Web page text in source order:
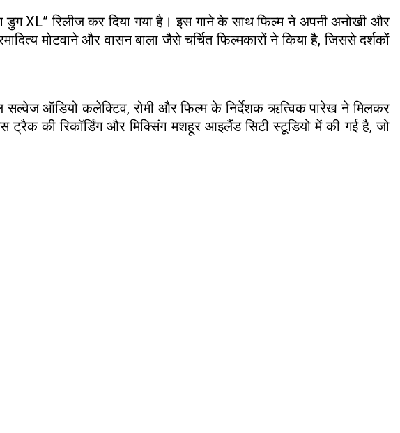
डुग XL” रिलीज कर दिया गया है। इस गाने के साथ फिल्म ने अपनी अनोखी और
मोटवाने और वासन बाला जैसे चर्चित फिल्मकारों ने किया है, जिससे दर्शकों
ऑडियो कलेक्टिव, रोमी और फिल्म के निर्देशक ऋत्विक पारेख ने मिलकर
की रिकॉर्डिंग और मिक्सिंग मशहूर आइलैंड सिटी स्टूडियो में की गई है, जो